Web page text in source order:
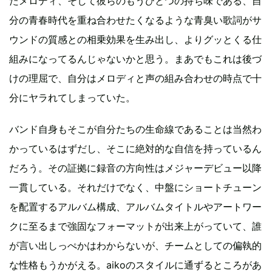
分の青春時代を重ね合わせたくなるような青臭い歌詞がサ
ウンドの質感との相乗効果を生み出し、よりグッとくる仕
組みになってるんじゃないかと思う。まあでもこれは後づ
けの理屈で、自分はメロディと声の組み合わせの時点で十
分にヤラれてしまっていた。
バンド自身もそこが自分たちの生命線であることは当然わ
かっているはずだし、そこに絶対的な自信を持っているん
だろう。その証拠に録音の方向性はメジャーデビュー以降
一貫している。それだけでなく、中盤にショートチューン
を配置するアルバム構成、アルバムタイトルやアートワー
クに至るまで強固なフォーマットが出来上がっていて、誰
が言い出しっぺかはわからないが、チームとしての偏執的
な性格もうかがえる。aikoのスタイルに通ずるところがあ